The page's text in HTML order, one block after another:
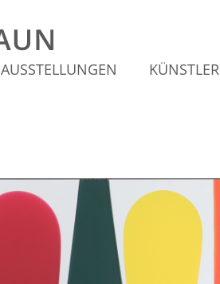
AUSSTELLUNGEN KÜNSTLER